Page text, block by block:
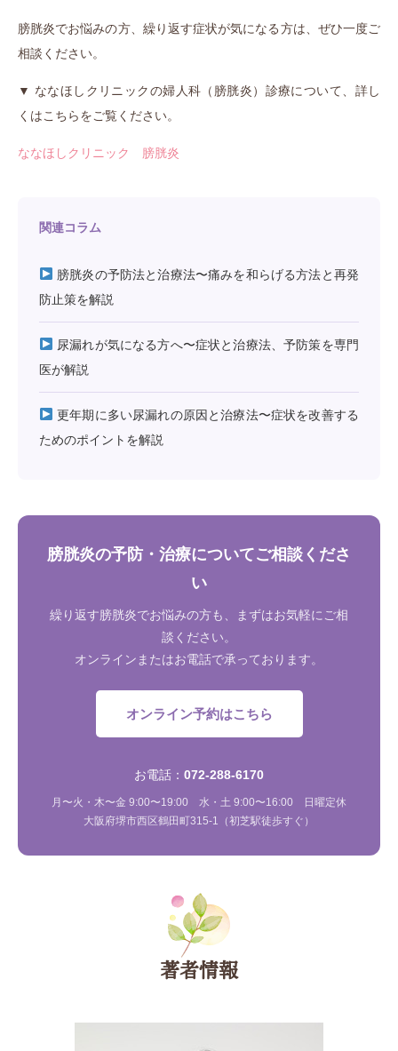
膀胱炎でお悩みの方、繰り返す症状が気になる方は、ぜひ一度ご
相談ください。
▼ ななほしクリニックの婦人科（膀胱炎）診療について、詳し
くはこちらをご覧ください。
ななほしクリニック 膀胱炎
関連コラム
膀胱炎の予防法と治療法〜痛みを和らげる方法と再発
防止策を解説
尿漏れが気になる方へ〜症状と治療法、予防策を専門
医が解説
更年期に多い尿漏れの原因と治療法〜症状を改善する
ためのポイントを解説
膀胱炎の予防・治療についてご相談くださ
い
繰り返す膀胱炎でお悩みの方も、まずはお気軽にご相
談ください。
オンラインまたはお電話で承っております。
オンライン予約はこちら
お電話： 072-288-6170
月〜火・木〜金 9:00〜19:00 水・土 9:00〜16:00 日曜定休
大阪府堺市西区鶴田町315-1（初芝駅徒歩すぐ）
著者情報